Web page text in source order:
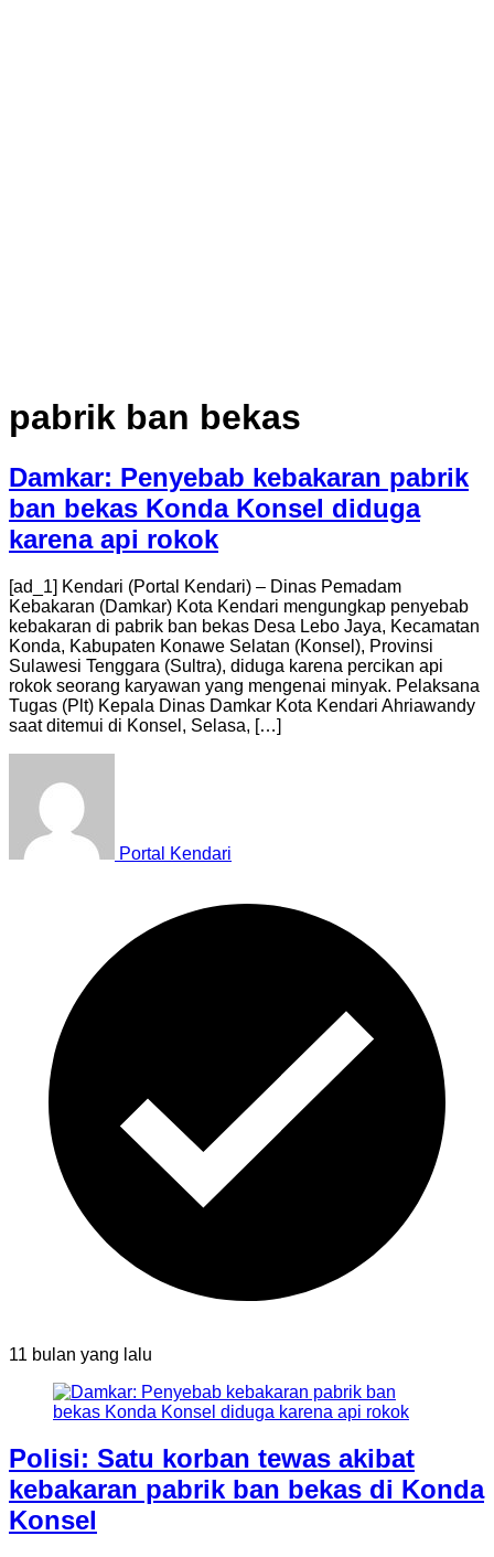
pabrik ban bekas
Damkar: Penyebab kebakaran pabrik
ban bekas Konda Konsel diduga
karena api rokok
[ad_1] Kendari (Portal Kendari) – Dinas Pemadam
Kebakaran (Damkar) Kota Kendari mengungkap penyebab
kebakaran di pabrik ban bekas Desa Lebo Jaya, Kecamatan
Konda, Kabupaten Konawe Selatan (Konsel), Provinsi
Sulawesi Tenggara (Sultra), diduga karena percikan api
rokok seorang karyawan yang mengenai minyak. Pelaksana
Tugas (Plt) Kepala Dinas Damkar Kota Kendari Ahriawandy
saat ditemui di Konsel, Selasa, […]
Portal Kendari
11 bulan yang lalu
Polisi: Satu korban tewas akibat
kebakaran pabrik ban bekas di Konda
Konsel